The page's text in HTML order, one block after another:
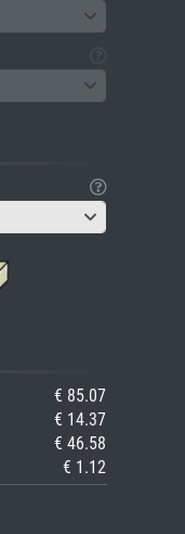
€ 85.07
€ 14.37
€ 46.58
€ 1.12